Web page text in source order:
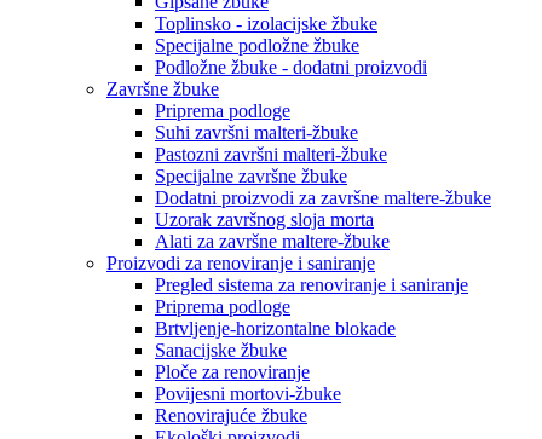
Toplinsko - izolacijske žbuke
Specijalne podložne žbuke
Podložne žbuke - dodatni proizvodi
Završne žbuke
Priprema podloge
Suhi završni malteri-žbuke
Pastozni završni malteri-žbuke
Specijalne završne žbuke
Dodatni proizvodi za završne maltere-žbuke
Uzorak završnog sloja morta
Alati za završne maltere-žbuke
Proizvodi za renoviranje i saniranje
Pregled sistema za renoviranje i saniranje
Priprema podloge
Brtvljenje-horizontalne blokade
Sanacijske žbuke
Ploče za renoviranje
Povijesni mortovi-žbuke
Renovirajuće žbuke